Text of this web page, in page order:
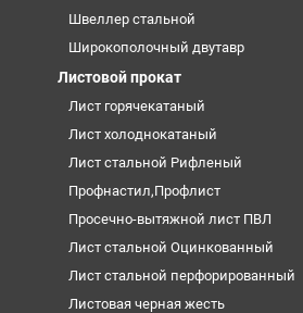
Швеллер стальной
Широкополочный двутавр
Листовой прокат
Лист горячекатаный
Лист холоднокатаный
Лист стальной Рифленый
Профнастил,Профлист
Просечно-вытяжной лист ПВЛ
Лист стальной Оцинкованный
Лист стальной перфорированный
Листовая черная жесть